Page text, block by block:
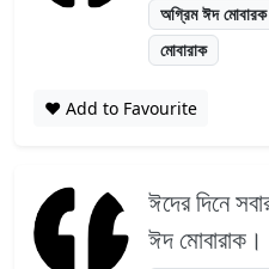
অগ্রিম ঈদ মোবারক
মোবারাক
❤️ Add to Favourite
ঈদের দিনে
ঈদ মোবারাক।